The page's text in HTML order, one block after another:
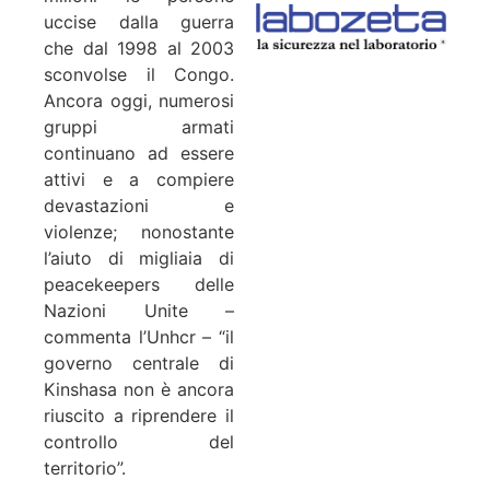
uccise dalla guerra
che dal 1998 al 2003
sconvolse il Congo.
Ancora oggi, numerosi
gruppi armati
continuano ad essere
attivi e a compiere
devastazioni e
violenze; nonostante
l’aiuto di migliaia di
peacekeepers delle
Nazioni Unite –
commenta l’Unhcr – “il
governo centrale di
Kinshasa non è ancora
riuscito a riprendere il
controllo del
territorio”.